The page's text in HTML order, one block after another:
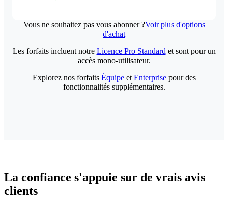
Vous ne souhaitez pas vous abonner ?Voir plus d'options
d'achat
Les forfaits incluent notre Licence Pro Standard et sont pour un
accès mono-utilisateur.
Explorez nos forfaits Équipeet Enterprisepour des
fonctionnalités supplémentaires.
La confiance s'appuie sur de vrais avis
clients